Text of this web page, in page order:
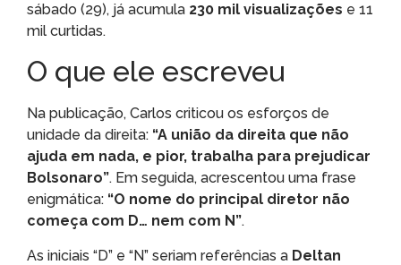
sábado (29), já acumula 230 mil visualizações e 11
mil curtidas.
O que ele escreveu
Na publicação, Carlos criticou os esforços de
unidade da direita: “A união da direita que não
ajuda em nada, e pior, trabalha para prejudicar
Bolsonaro”. Em seguida, acrescentou uma frase
enigmática: “O nome do principal diretor não
começa com D… nem com N”.
As iniciais “D” e “N” seriam referências a Deltan